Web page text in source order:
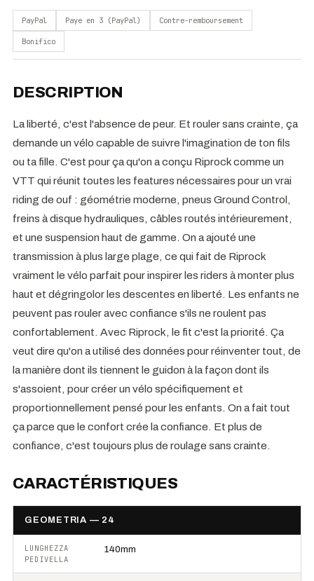
PayPal Paye en 3 (PayPal) Contre-remboursement
Bonifico
DESCRIPTION
La liberté, c'est l'absence de peur. Et rouler sans crainte, ça
demande un vélo capable de suivre l'imagination de ton fils
ou ta fille. C'est pour ça qu'on a conçu Riprock comme un
VTT qui réunit toutes les features nécessaires pour un vrai
riding de ouf : géométrie moderne, pneus Ground Control,
freins à disque hydrauliques, câbles routés intérieurement,
et une suspension haut de gamme. On a ajouté une
transmission à plus large plage, ce qui fait de Riprock
vraiment le vélo parfait pour inspirer les riders à monter plus
haut et dégringolor les descentes en liberté. Les enfants ne
peuvent pas rouler avec confiance s'ils ne roulent pas
confortablement. Avec Riprock, le fit c'est la priorité. Ça
veut dire qu'on a utilisé des données pour réinventer tout, de
la manière dont ils tiennent le guidon à la façon dont ils
s'assoient, pour créer un vélo spécifiquement et
proportionnellement pensé pour les enfants. On a fait tout
ça parce que le confort crée la confiance. Et plus de
confiance, c'est toujours plus de roulage sans crainte.
CARACTÉRISTIQUES
GEOMETRIA — 24
LUNGHEZZA
PEDIVELLA
140mm